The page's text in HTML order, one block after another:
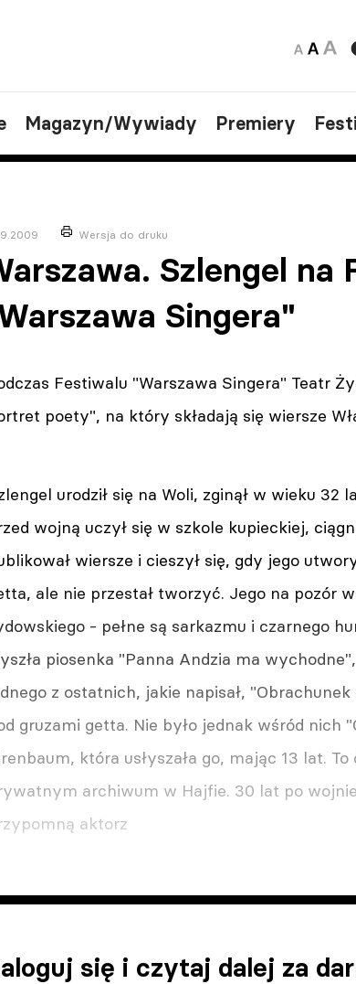
Magazyn/Wywiady Premiery
Wersja do druku
Szlengel na
Singera"
Festiwalu "Warszawa Singera" Teatr
poety", na który składają się wiersze
urodził się na Woli, zginął w wieku
wojną uczył się w szkole kupieckiej,
wiersze i cieszył się, gdy jego
ale nie przestał tworzyć. Jego na pozór
- pełne są sarkazmu i czarnego
piosenka "Panna Andzia ma
z ostatnich, jakie napisał,
gruzami getta. Nie było jednak wśród nich
która usłyszała go, mając 13 lat.
archiwum w Hajfie. 30 lat po
aktorz
się i czytaj dalej za